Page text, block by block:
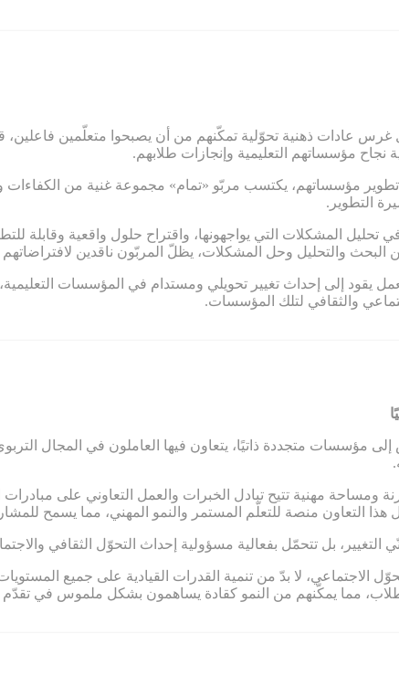
غرس عادات ذهنية تحوّلية تمكّنهم من أن يصبحوا متعلّمين
نجاح مؤسساتهم التعليمية وإنجازات طلابهم.
مؤسساتهم، يكتسب مربّو «تمام» مجموعة غنية من الكفاءات
التطوير.
تحليل المشكلات التي يواجهونها، واقتراح حلول واقعية وقابلة
والتحليل وحل المشكلات، يظلّ المربّون ناقدين
العمل يقود إلى إحداث تغيير تحويلي ومستدام في المؤسسات
والثقافي لتلك المؤسسات.
مؤسسات متجددة ذاتيًا، يتعاون فيها العاملون في المجال
ومساحة مهنية تتيح تبادل الخبرات والعمل التعاوني على
التعاون منصة للتعلّم المستمر والنمو المهني، مما يسمح
التغيير، بل تتحمّل بفعالية مسؤولية إحداث التحوّل الثقافي
الاجتماعي، لا بدّ من تنمية القدرات القيادية على جميع
مما يمكّنهم من النمو كقادة يساهمون بشكل ملموس في تقدّم